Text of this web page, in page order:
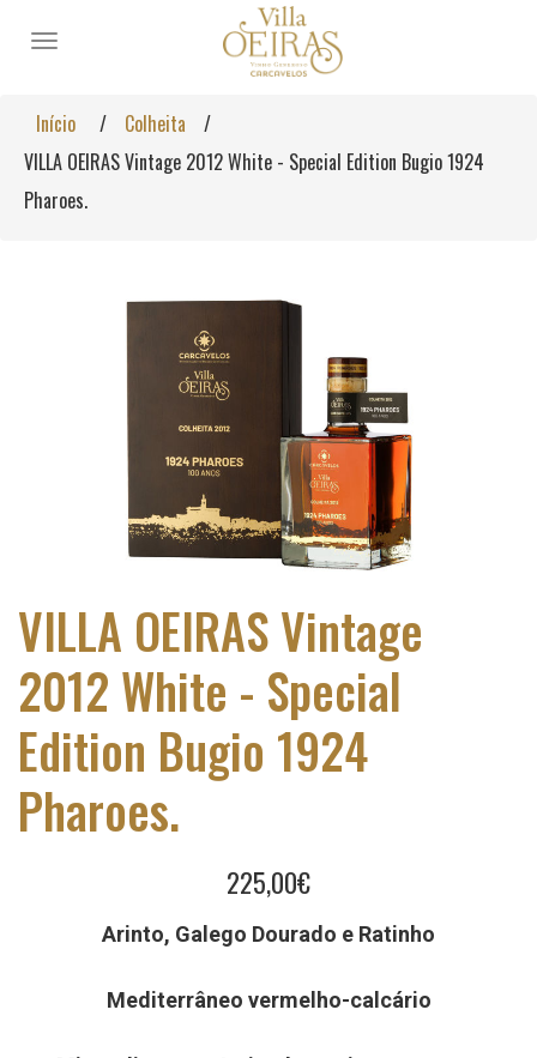
Toggle
Início
/ Colheita
/
VILLA OEIRAS Vintage 2012 White - Special Edition Bugio 1924
Pharoes.
VILLA OEIRAS Vintage
2012 White - Special
Edition Bugio 1924
Pharoes.
225,00€
Arinto, Galego Dourado e Ratinho
Mediterrâneo vermelho-calcário